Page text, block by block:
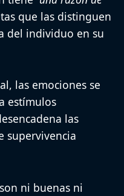
que las distinguen
del individuo en su
, las emociones se
estímulos
las
supervivencia
ni buenas ni